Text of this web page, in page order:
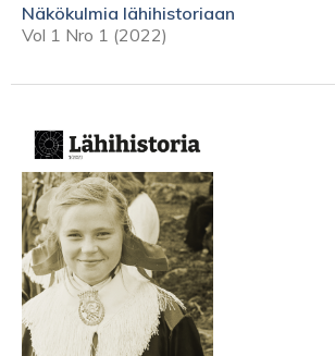
Näkökulmia lähihistoriaan
Vol 1 Nro 1 (2022)